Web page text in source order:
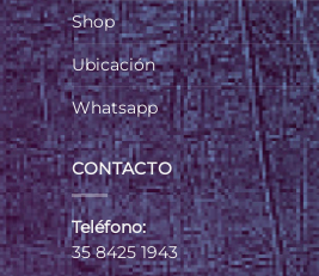
Shop
Ubicación
Whatsapp
CONTACTO
Teléfono:
35 8425 1943